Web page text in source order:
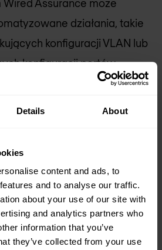
Details About
content and ads, to
and to analyse our traffic.
about your use of our site with
and analytics partners who
information that you’ve
they’ve collected from your use
Assurance może
działania, takie
konfiguracji VLAN lub
konfiguracji portów